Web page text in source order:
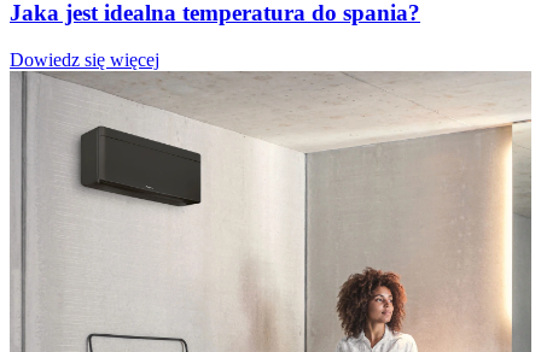
Jaka jest idealna temperatura do spania?
Dowiedz się więcej